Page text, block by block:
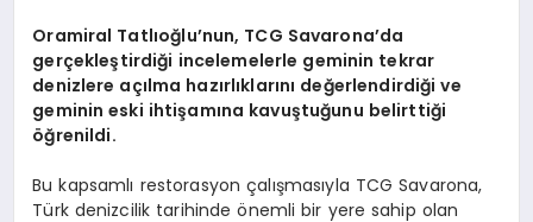
Oramiral Tatlıoğlu’nun, TCG Savarona’da
gerçekleştirdiği incelemelerle geminin tekrar
denizlere açılma hazırlıklarını değerlendirdiği ve
geminin eski ihtişamına kavuştuğunu belirttiği
öğrenildi.
Bu kapsamlı restorasyon çalışmasıyla TCG Savarona,
Türk denizcilik tarihinde önemli bir yere sahip olan